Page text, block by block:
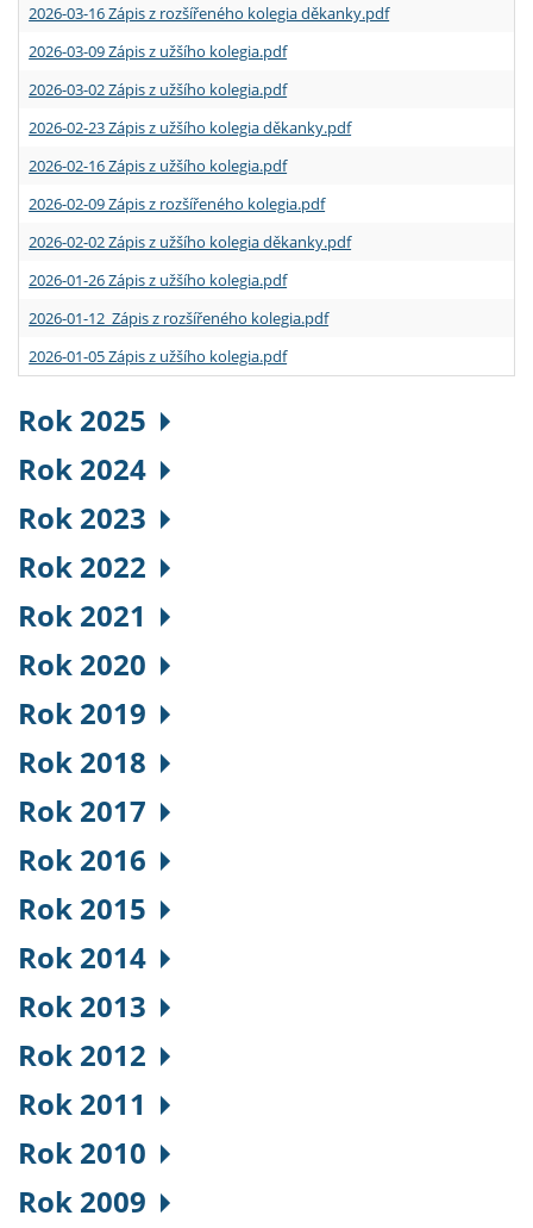
2026-03-16 Zápis z rozšířeného kolegia děkanky.pdf
2026-03-09 Zápis z užšího kolegia.pdf
2026-03-02 Zápis z užšího kolegia.pdf
2026-02-23 Zápis z užšího kolegia děkanky.pdf
2026-02-16 Zápis z užšího kolegia.pdf
2026-02-09 Zápis z rozšířeného kolegia.pdf
2026-02-02 Zápis z užšího kolegia děkanky.pdf
2026-01-26 Zápis z užšího kolegia.pdf
2026-01-12 Zápis z rozšířeného kolegia.pdf
2026-01-05 Zápis z užšího kolegia.pdf
Rok 2025
Rok 2024
Rok 2023
Rok 2022
Rok 2021
Rok 2020
Rok 2019
Rok 2018
Rok 2017
Rok 2016
Rok 2015
Rok 2014
Rok 2013
Rok 2012
Rok 2011
Rok 2010
Rok 2009